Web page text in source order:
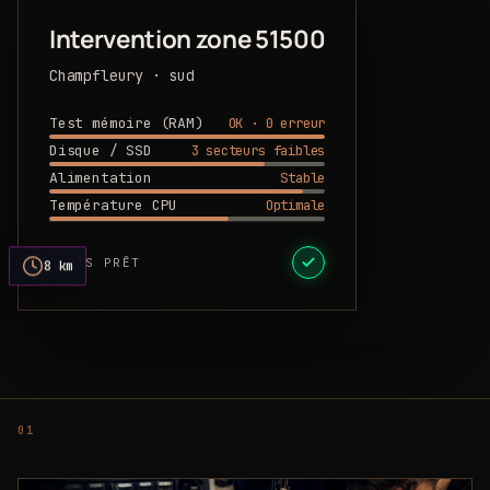
Intervention zone 51500
Champfleury · sud
Test mémoire (RAM)
OK · 0 erreur
Disque / SSD
3 secteurs faibles
Alimentation
Stable
Température CPU
Optimale
DEVIS PRÊT
8 km